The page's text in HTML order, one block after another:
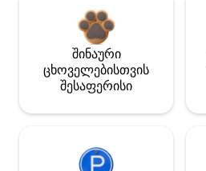
შინაური
ცხოველებისთვის
შესაფერისი